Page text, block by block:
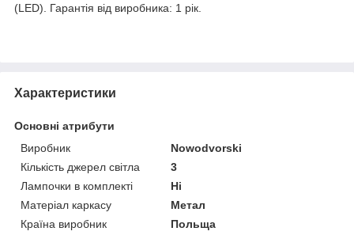
(LED). Гарантія від виробника: 1 рік.
Характеристики
Основні атрибути
Виробник
Nowodvorski
Кількість джерел світла
3
Лампочки в комплекті
Ні
Матеріал каркасу
Метал
Країна виробник
Польща